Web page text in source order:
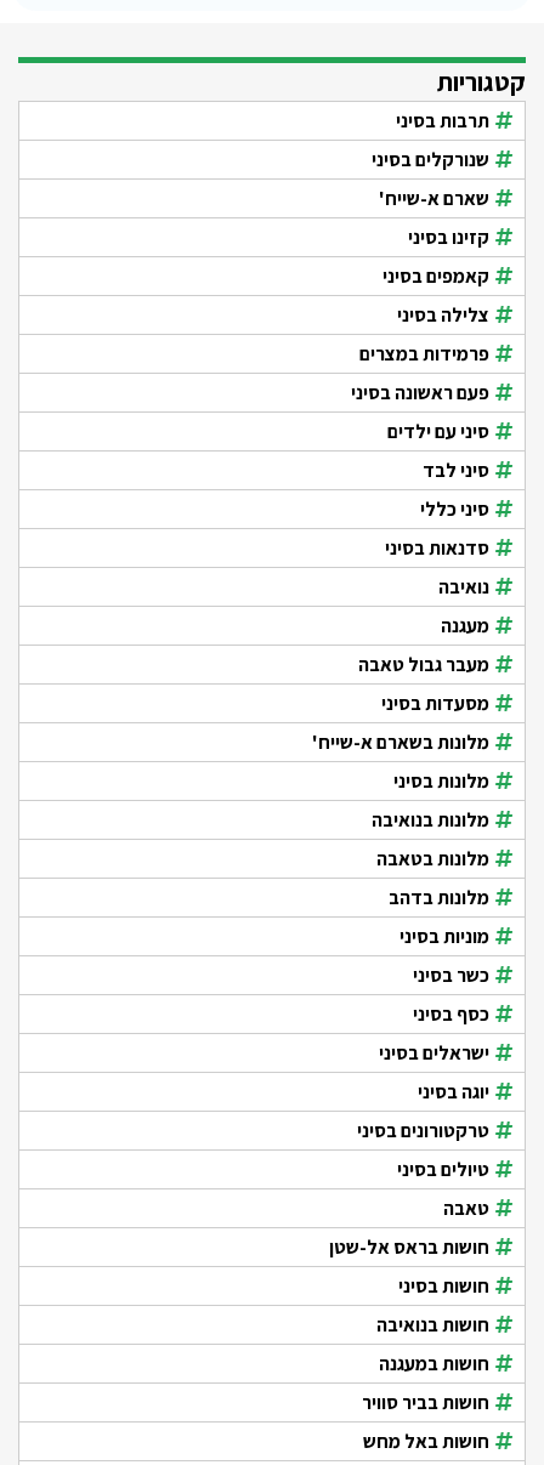
קטגוריות
תרבות בסיני
שנורקלים בסיני
שארם א-שייח'
קזינו בסיני
קאמפים בסיני
צלילה בסיני
פרמידות במצרים
פעם ראשונה בסיני
סיני עם ילדים
סיני לבד
סיני כללי
סדנאות בסיני
נואיבה
מעגנה
מעבר גבול טאבה
מסעדות בסיני
מלונות בשארם א-שייח'
מלונות בסיני
מלונות בנואיבה
מלונות בטאבה
מלונות בדהב
מוניות בסיני
כשר בסיני
כסף בסיני
ישראלים בסיני
יוגה בסיני
טרקטורונים בסיני
טיולים בסיני
טאבה
חושות בראס אל-שטן
חושות בסיני
חושות בנואיבה
חושות במעגנה
חושות בביר סוויר
חושות באל מחש